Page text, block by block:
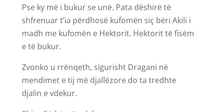
Pse ky më i bukur se unë. Pata dëshirë të
shfrenuar t’ia përdhosë kufomën siç bëri Akili i
madh me kufomën e Hektorit. Hektorit të fisëm
e të bukur.
Zvonko u rrënqeth, sigurisht Dragani në
mendimet e tij më djallëzore do ta tredhte
djalin e vdekur.